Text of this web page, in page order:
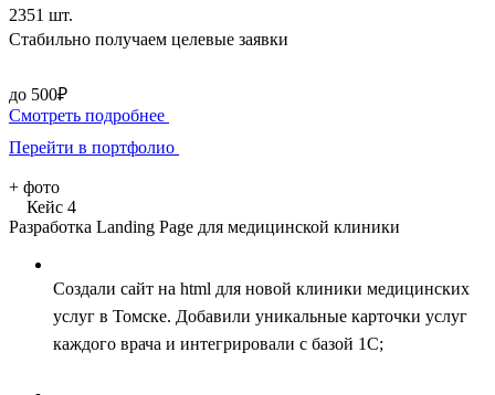
2351 шт.
Стабильно получаем целевые заявки
до 500₽
Смотреть подробнее
Перейти в портфолио
+ фото
Кейс 4
Разработка Landing Page для медицинской клиники
Создали сайт на html для новой клиники медицинских
услуг в Томске. Добавили уникальные карточки услуг
каждого врача и интегрировали с базой 1С;